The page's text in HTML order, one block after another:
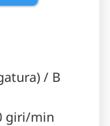
/ B
giri/min